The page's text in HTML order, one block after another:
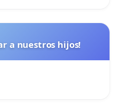
a nuestros hijos!